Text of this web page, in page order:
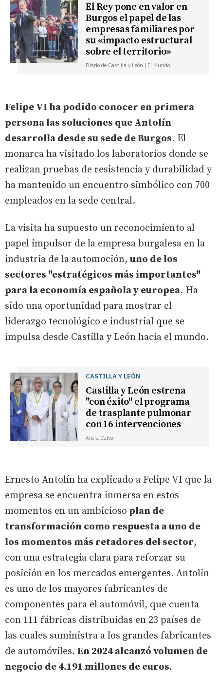
El Rey pone en valor en
Burgos el papel de las
empresas familiares por
su «impacto estructural
sobre el territorio»
Diario de Castilla y León | El Mundo
Felipe VI ha podido conocer en primera
persona las soluciones que Antolín
desarrolla desde su sede de Burgos. El
monarca ha visitado los laboratorios donde se
realizan pruebas de resistencia y durabilidad y
ha mantenido un encuentro simbólico con 700
empleados en la sede central.
La visita ha supuesto un reconocimiento al
papel impulsor de la empresa burgalesa en la
industria de la automoción, uno de los
sectores "estratégicos más importantes"
para la economía española y europea. Ha
sido una oportunidad para mostrar el
liderazgo tecnológico e industrial que se
impulsa desde Castilla y León hacia el mundo.
CASTILLA Y LEÓN
Castilla y León estrena
"con éxito" el programa
de trasplante pulmonar
con 16 intervenciones
Alicia Calvo
Ernesto Antolín ha explicado a Felipe VI que la
empresa se encuentra inmersa en estos
momentos en un ambicioso plan de
transformación como respuesta a uno de
los momentos más retadores del sector,
con una estrategia clara para reforzar su
posición en los mercados emergentes. Antolin
es uno de los mayores fabricantes de
componentes para el automóvil, que cuenta
con 111 fábricas distribuidas en 23 países de
las cuales suministra a los grandes fabricantes
de automóviles. En 2024 alcanzó volumen de
negocio de 4.191 millones de euros.